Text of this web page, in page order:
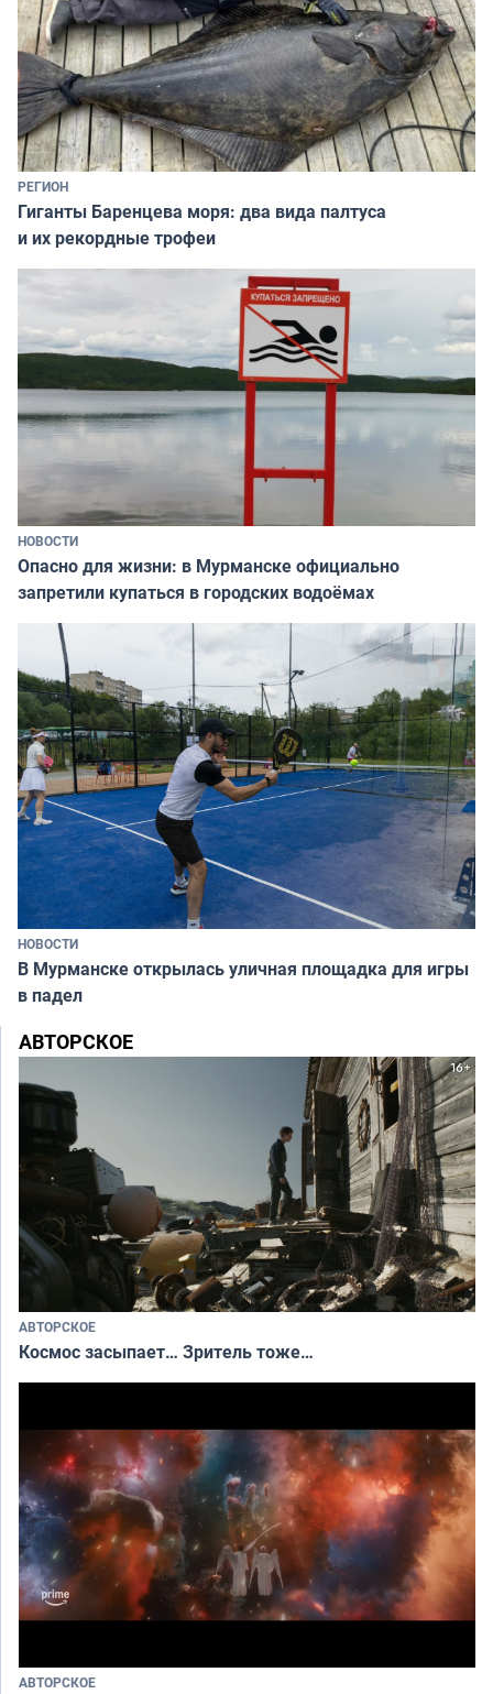
РЕГИОН
Гиганты Баренцева моря: два вида палтуса
и их рекордные трофеи
НОВОСТИ
Опасно для жизни: в Мурманске официально
запретили купаться в городских водоёмах
НОВОСТИ
В Мурманске открылась уличная площадка для игры
в падел
АВТОРСКОЕ
АВТОРСКОЕ
Космос засыпает… Зритель тоже…
АВТОРСКОЕ